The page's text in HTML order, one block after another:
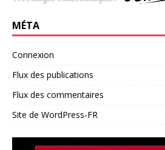
MÉTA
Connexion
Flux des publications
Flux des commentaires
Site de WordPress-FR